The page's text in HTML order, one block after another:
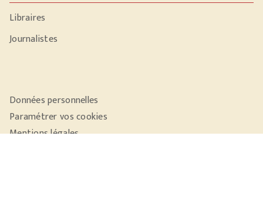
Libraires
Journalistes
Données personnelles
Paramétrer vos cookies
Mentions légales